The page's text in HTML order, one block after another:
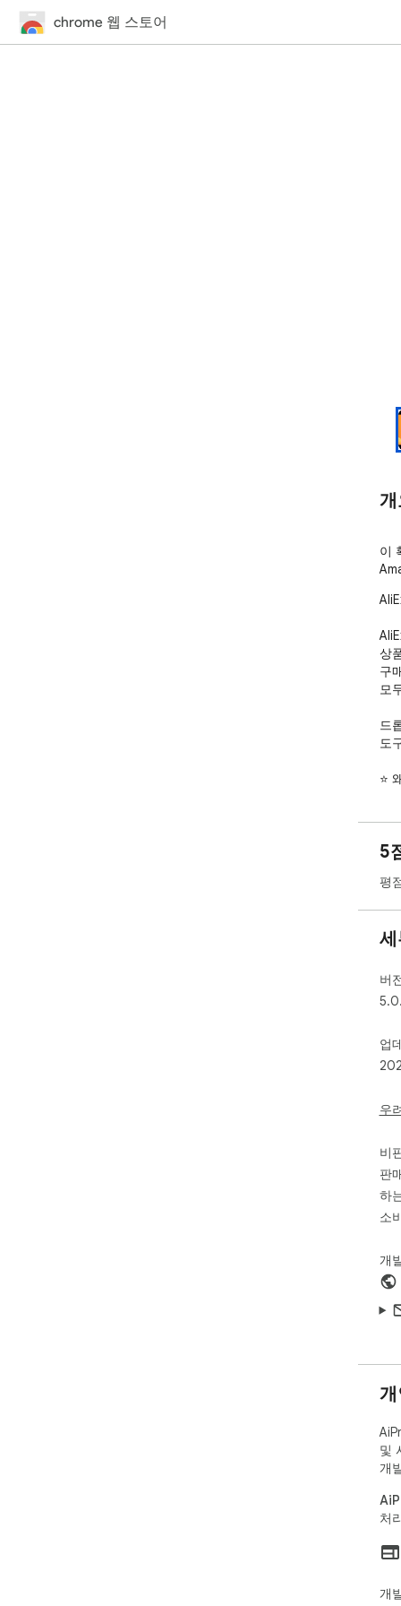
chrome 웹 스토어
이
상
구
모
드
도
⭐
✅
✅
1️⃣
별
📦
상
상
💎
🔍
📊
가
🌍
글
📁
페
상
5
평
버
업
우
개
비
판
하
소
및
개
처
개